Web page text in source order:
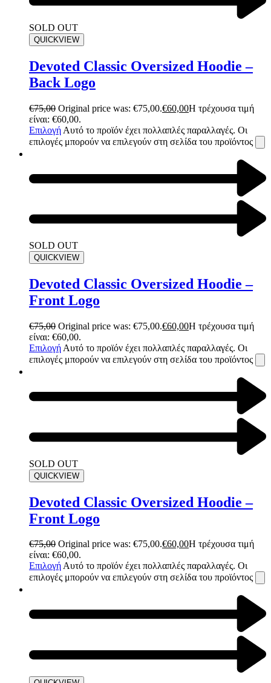
SOLD OUT
QUICKVIEW
Devoted Classic Oversized Hoodie –
Back Logo
€75,00 Original price was: €75,00.€60,00Η τρέχουσα τιμή
είναι: €60,00.
Επιλογή Αυτό το προϊόν έχει πολλαπλές παραλλαγές. Οι
επιλογές μπορούν να επιλεγούν στη σελίδα του προϊόντος
SOLD OUT
QUICKVIEW
Devoted Classic Oversized Hoodie –
Front Logo
€75,00 Original price was: €75,00.€60,00Η τρέχουσα τιμή
είναι: €60,00.
Επιλογή Αυτό το προϊόν έχει πολλαπλές παραλλαγές. Οι
επιλογές μπορούν να επιλεγούν στη σελίδα του προϊόντος
SOLD OUT
QUICKVIEW
Devoted Classic Oversized Hoodie –
Front Logo
€75,00 Original price was: €75,00.€60,00Η τρέχουσα τιμή
είναι: €60,00.
ΕπιλογήΑυτό το προϊόν έχει πολλαπλές παραλλαγές. Οι
επιλογές μπορούν να επιλεγούν στη σελίδα του προϊόντος